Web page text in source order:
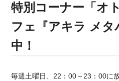
特別コーナー「オ
フェ『アキラ メタ
中！
毎週土曜日、22：00～23：00に